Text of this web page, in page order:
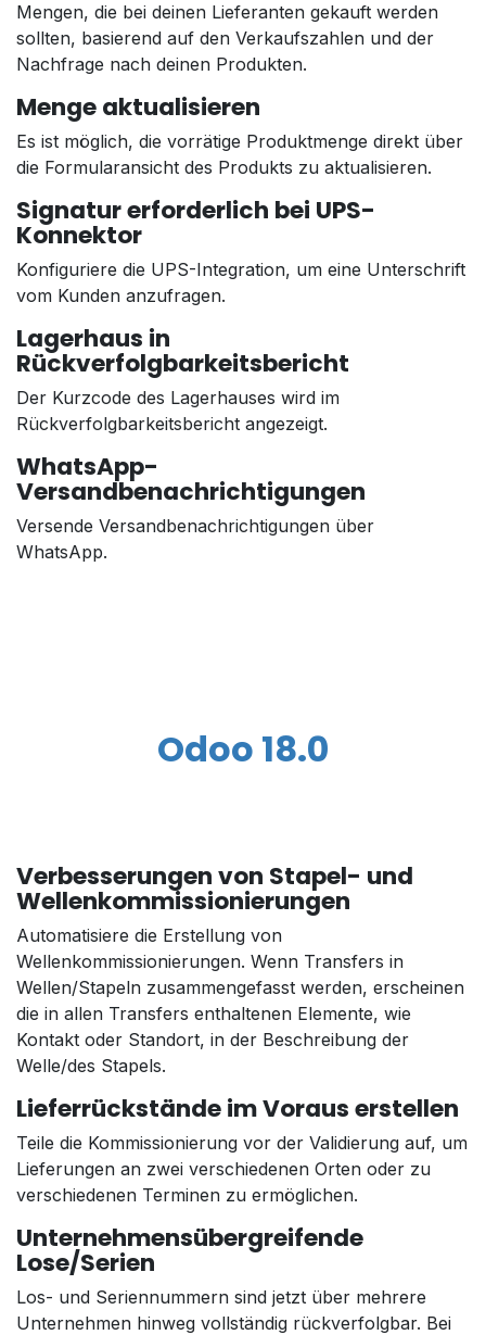
Mengen, die bei deinen Lieferanten gekauft werden
sollten, basierend auf den Verkaufszahlen und der
Nachfrage nach deinen Produkten.
Menge aktualisieren
Es ist möglich, die vorrätige Produktmenge direkt über
die Formularansicht des Produkts zu aktualisieren.
Signatur erforderlich bei UPS-
Konnektor
Konfiguriere die UPS-Integration, um eine Unterschrift
vom Kunden anzufragen.
Lagerhaus in
Rückverfolgbarkeitsbericht
Der Kurzcode des Lagerhauses wird im
Rückverfolgbarkeitsbericht angezeigt.
WhatsApp-
Versandbenachrichtigungen
Versende Versandbenachrichtigungen über
WhatsApp.
Odoo 18.0
Verbesserungen von Stapel- und
Wellenkommissionierungen
Automatisiere die Erstellung von
Wellenkommissionierungen. Wenn Transfers in
Wellen/Stapeln zusammengefasst werden, erscheinen
die in allen Transfers enthaltenen Elemente, wie
Kontakt oder Standort, in der Beschreibung der
Welle/des Stapels.
Lieferrückstände im Voraus erstellen
Teile die Kommissionierung vor der Validierung auf, um
Lieferungen an zwei verschiedenen Orten oder zu
verschiedenen Terminen zu ermöglichen.
Unternehmensübergreifende
Lose/Serien
Los- und Seriennummern sind jetzt über mehrere
Unternehmen hinweg vollständig rückverfolgbar. Bei